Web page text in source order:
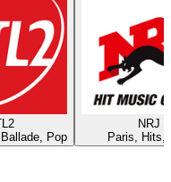
Pop
NRJ
Paris, Hits,